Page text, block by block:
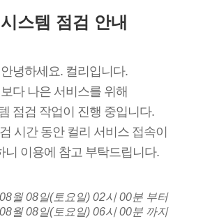
시스템 점검 안내
안녕하세요. 컬리입니다.
보다 나은 서비스를 위해
점검 작업이 진행 중입니다.
시간 동안 컬리 서비스 접속이
니 이용에 참고 부탁드립니다.
월 08일(토요일) 02시 00분 부터
월 08일(토요일) 06시 00분 까지